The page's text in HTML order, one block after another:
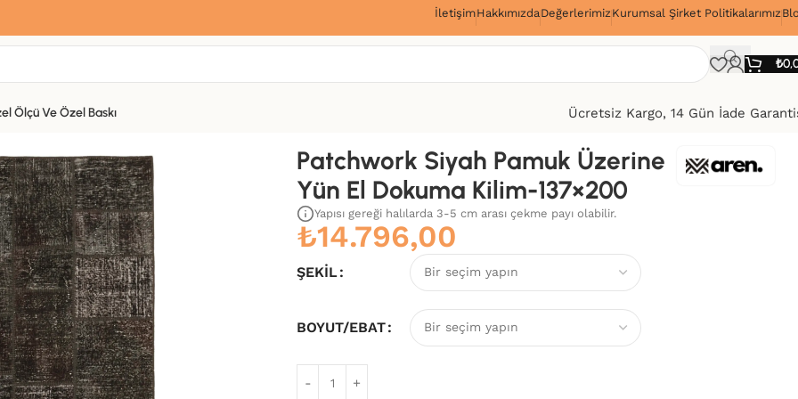
özel hoş geldin hediyemiz var!
Hemen üye ol, ilk siparişinde%10 indirimfırsatını yakala.
İletişimHakkımızdaDeğerlerimizKurumsal Şirket Politikalarımız
₺
Ölçü Ve Özel Baskı
Ücretsiz Kargo, 14 Gün İade
Patchwork Siyah Pamuk Üzerine
Yün El Dokuma Kilim-137×200
Yapısı gereği halılarda 3-5 cm arası çekme payı olabilir.
₺14.796,00
ŞEKIL
BOYUT/EBAT